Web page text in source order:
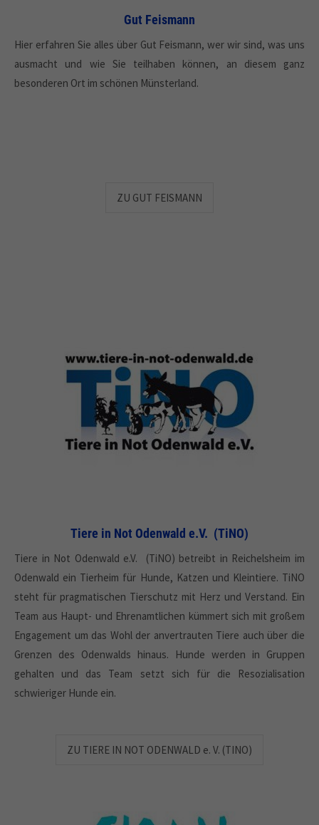
Gut Feismann
Hier erfahren Sie alles über Gut Feismann, wer wir sind, was uns
ausmacht und wie Sie teilhaben können, an diesem ganz
besonderen Ort im schönen Münsterland.
ZU GUT FEISMANN
Tiere in Not Odenwald e.V. (TiNO)
Tiere in Not Odenwald e.V. (TiNO) betreibt in Reichelsheim im
Odenwald ein Tierheim für Hunde, Katzen und Kleintiere. TiNO
steht für pragmatischen Tierschutz mit Herz und Verstand. Ein
Team aus Haupt- und Ehrenamtlichen kümmert sich mit großem
Engagement um das Wohl der anvertrauten Tiere auch über die
Grenzen des Odenwalds hinaus. Hunde werden in Gruppen
gehalten und das Team setzt sich für die Resozialisation
schwieriger Hunde ein.
ZU TIERE IN NOT ODENWALD e. V. (TINO)